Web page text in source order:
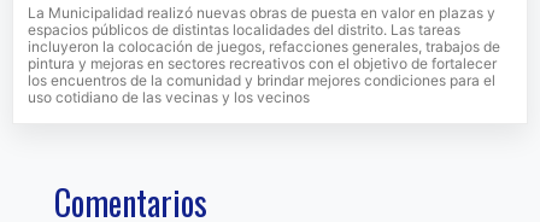
La Municipalidad realizó nuevas obras de puesta en valor en plazas y
espacios públicos de distintas localidades del distrito. Las tareas
incluyeron la colocación de juegos, refacciones generales, trabajos de
pintura y mejoras en sectores recreativos con el objetivo de fortalecer
los encuentros de la comunidad y brindar mejores condiciones para el
uso cotidiano de las vecinas y los vecinos
Comentarios